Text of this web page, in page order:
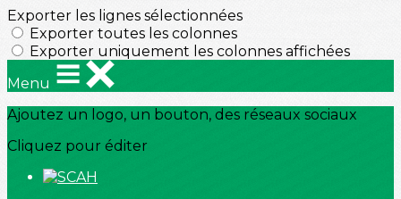
Exporter les lignes sélectionnées
Exporter toutes les colonnes
Exporter uniquement les colonnes affichées
Menu
Ajoutez un logo, un bouton, des réseaux sociaux
Cliquez pour éditer